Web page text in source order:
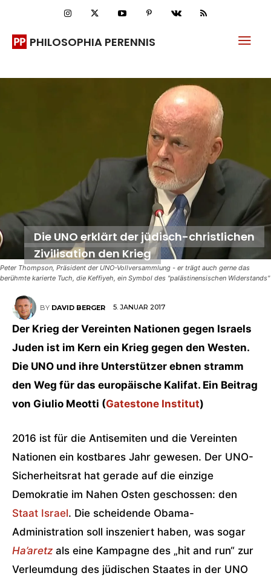
PHILOSOPHIA PERENNIS
Peter Thompson, Präsident der UNO-Vollversammlung - er trägt auch gerne das
berühmte karierte Tuch, die Keffiyeh, ein Symbol des "palästinensischen Widerstands"
Die UNO erklärt der jüdisch-christlichen
Zivilisation den Krieg
BY DAVID BERGER 5. JANUAR 2017
Der Krieg der Vereinten Nationen gegen Israels
Juden ist im Kern ein Krieg gegen den Westen.
Die UNO und ihre Unterstützer ebnen stramm
den Weg für das europäische Kalifat. Ein Beitrag
von Giulio Meotti (Gatestone Institut)
2016 ist für die Antisemiten und die Vereinten
Nationen ein kostbares Jahr gewesen. Der UNO-
Sicherheitsrat hat gerade auf die einzige
Demokratie im Nahen Osten geschossen: den
Staat Israel. Die scheidende Obama-
Administration soll inszeniert haben, was sogar
Ha’aretz als eine Kampagne des „hit and run“ zur
Verleumdung des jüdischen Staates in der UNO